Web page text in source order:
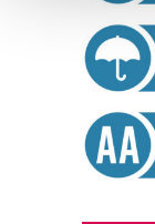
Guk eta gure
prozesatzen
teknologia
neurtzeko,
produktuak